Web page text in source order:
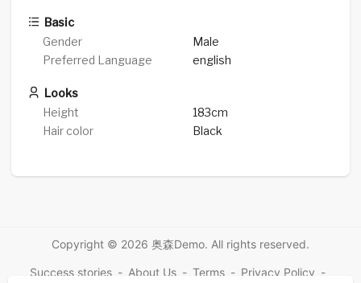
Basic
Gender
Male
Preferred Language
english
Looks
Height
183cm
Hair color
Black
Copyright © 2026 奥森Demo. All rights reserved.
Success stories - About Us - Terms - Privacy Policy -